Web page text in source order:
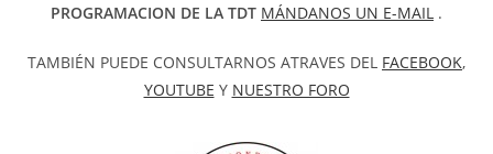
PROGRAMACION DE LA TDT MÁNDANOS UN E-MAIL .
TAMBIÉN PUEDE CONSULTARNOS ATRAVES DEL FACEBOOK,
YOUTUBE Y NUESTRO FORO